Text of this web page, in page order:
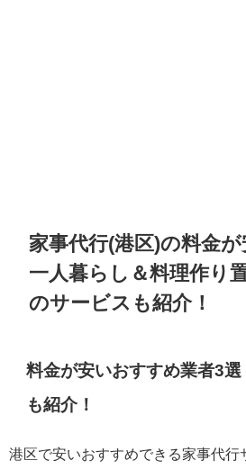
家事代行(港区)の料金が
一人暮らし＆料理作り
のサービスも紹介！
料金が安いおすすめ業者3選
も紹介！
港区で安いおすすめできる家事代行